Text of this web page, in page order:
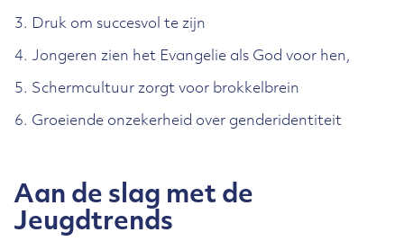
Druk om succesvol te zijn
Jongeren zien het Evangelie als God voor hen,
Schermcultuur zorgt voor brokkelbrein
Groeiende onzekerheid over genderidentiteit
Aan de slag met de
Jeugdtrends